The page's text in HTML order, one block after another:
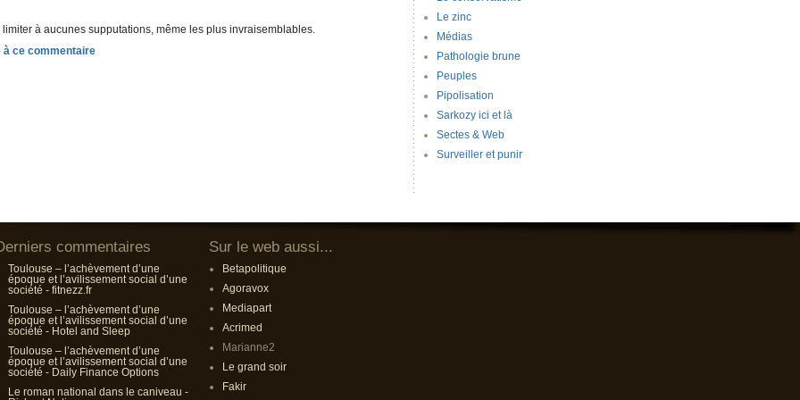
limiter à aucunes supputations, même les plus invraisemblables.
Le zinc
Médias
Pathologie brune
Peuples
Pipolisation
Sarkozy ici et là
Sectes & Web
Surveiller et punir
commentaires
Toulouse – l’achèvement d’une
époque et l’avilissement social d’une
société - fitnezz.fr
Toulouse – l’achèvement d’une
époque et l’avilissement social d’une
société - Hotel and Sleep
Toulouse – l’achèvement d’une
époque et l’avilissement social d’une
société - Daily Finance Options
Le roman national dans le caniveau -
Sur le web aussi...
Betapolitique
Agoravox
Mediapart
Acrimed
Marianne2
Le grand soir
Fakir